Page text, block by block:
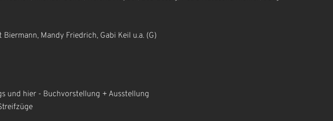
Mandy Friedrich, Gabi Keil u.a. (G)
und hier - Buchvorstellung + Ausstellung